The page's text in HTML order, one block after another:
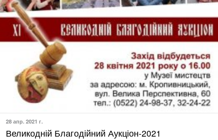
28 апр. 2021 г.
Великодній Благодійний Аукціон-2021